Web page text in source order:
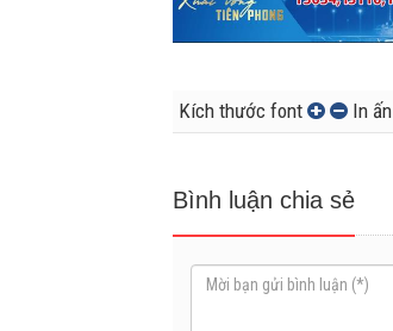
Kích thước font In ấn
Bình luận chia sẻ